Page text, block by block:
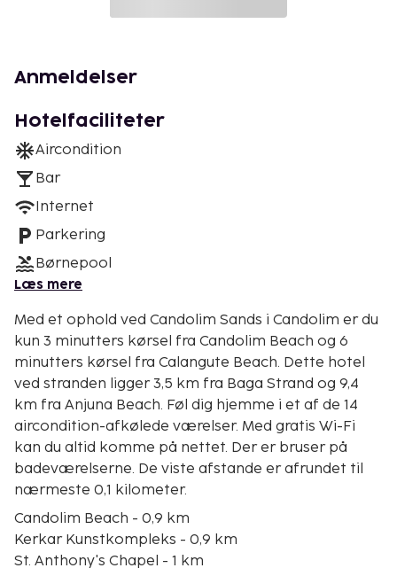
Anmeldelser
Hotelfaciliteter
Aircondition
Bar
Internet
Parkering
Børnepool
Læs mere
Med et ophold ved Candolim Sands i Candolim er du
kun 3 minutters kørsel fra Candolim Beach og 6
minutters kørsel fra Calangute Beach. Dette hotel
ved stranden ligger 3,5 km fra Baga Strand og 9,4
km fra Anjuna Beach. Føl dig hjemme i et af de 14
aircondition-afkølede værelser. Med gratis Wi-Fi
kan du altid komme på nettet. Der er bruser på
badeværelserne. De viste afstande er afrundet til
nærmeste 0,1 kilometer.
Candolim Beach - 0,9 km
Kerkar Kunstkompleks - 0,9 km
St. Anthony's Chapel - 1 km